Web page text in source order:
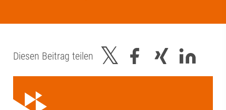
Diesen Beitrag teilen